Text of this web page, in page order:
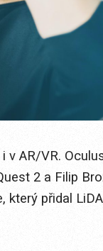
v AR/VR.
2 a Filip
který přidal